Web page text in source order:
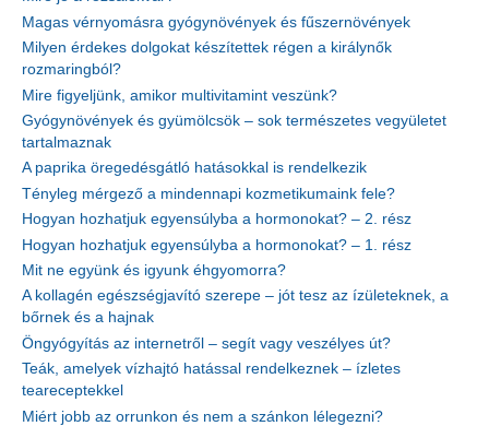
Magas vérnyomásra gyógynövények és fűszernövények
Milyen érdekes dolgokat készítettek régen a királynők
rozmaringból?
Mire figyeljünk, amikor multivitamint veszünk?
Gyógynövények és gyümölcsök – sok természetes vegyületet
tartalmaznak
A paprika öregedésgátló hatásokkal is rendelkezik
Tényleg mérgező a mindennapi kozmetikumaink fele?
Hogyan hozhatjuk egyensúlyba a hormonokat? – 2. rész
Hogyan hozhatjuk egyensúlyba a hormonokat? – 1. rész
Mit ne együnk és igyunk éhgyomorra?
A kollagén egészségjavító szerepe – jót tesz az ízületeknek, a
bőrnek és a hajnak
Öngyógyítás az internetről – segít vagy veszélyes út?
Teák, amelyek vízhajtó hatással rendelkeznek – ízletes
teareceptekkel
Miért jobb az orrunkon és nem a szánkon lélegezni?